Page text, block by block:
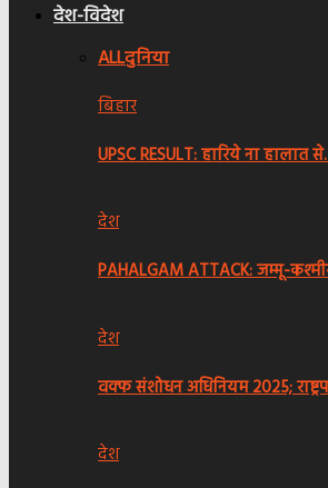
देश-विदेश
ALLदुनिया
बिहार
UPSC RESULT: हारिये ना
देश
PAHALGAM ATTACK: जम्मू-
देश
वक्फ संशोधन अधिनियम 2025;
देश